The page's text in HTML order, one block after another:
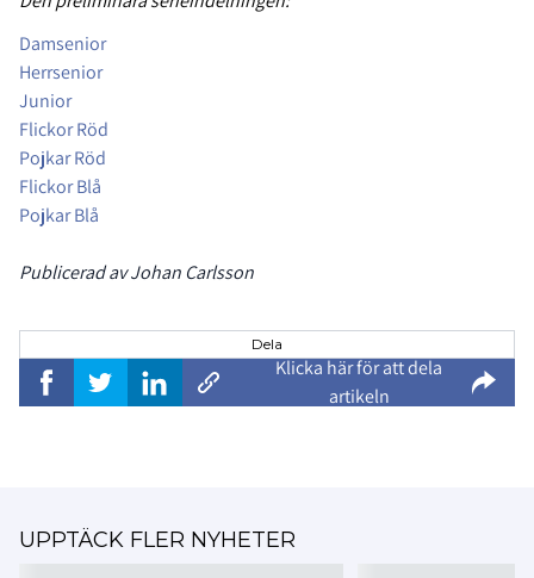
Damsenior
Herrsenior
Junior
Flickor Röd
Pojkar Röd
Flickor Blå
Pojkar Blå
Publicerad av Johan Carlsson
Dela
Klicka här för att dela
artikeln
UPPTÄCK FLER NYHETER